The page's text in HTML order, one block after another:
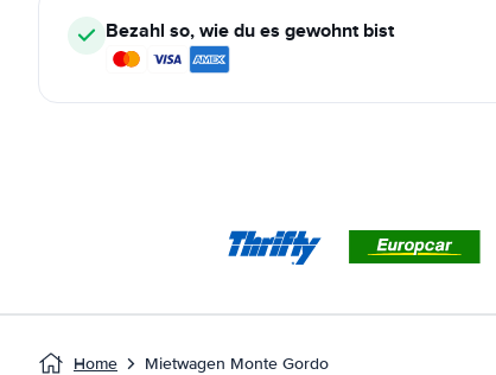
Bezahl so, wie du es gewohnt bist
Home Mietwagen Monte Gordo